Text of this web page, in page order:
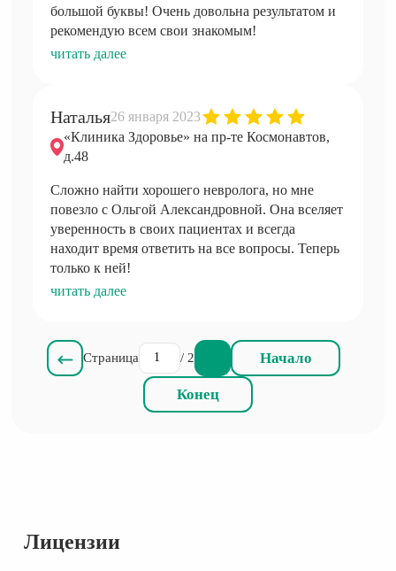
большой буквы! Очень довольна результатом и
рекомендую всем свои знакомым!
читать далее
Наталья26 января 2023
«Клиника Здоровье» на пр-те Космонавтов,
д.48
Сложно найти хорошего невролога, но мне
повезло с Ольгой Александровной. Она вселяет
уверенность в своих пациентах и всегда
находит время ответить на все вопросы. Теперь
только к ней!
читать далее
Начало
Страница / 2
Конец
Лицензии